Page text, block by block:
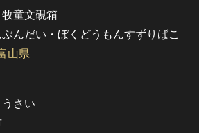
童文硯箱
んだい・ぼくどうもんすずりばこ
山県
さい